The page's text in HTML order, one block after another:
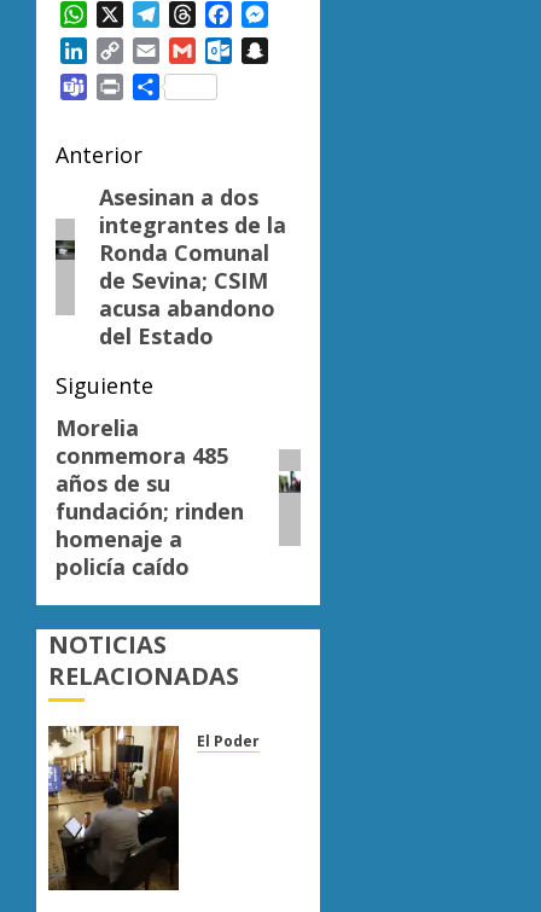
WhatsAppTelegram
ThreadsFacebook
LinkedIn
Copy
Link
Email GmailOutlook.com
TeamsPrintCompartir
Navegación
de
entradas
Anterior
Entrada
anterior:
Asesinan a dos
integrantes de la
Ronda Comunal
de Sevina; CSIM
acusa abandono
del Estado
Siguiente
Siguiente
entrada:
Morelia
conmemora 485
años de su
fundación; rinden
homenaje a
policía caído
NOTICIAS
RELACIONADAS
El Poder